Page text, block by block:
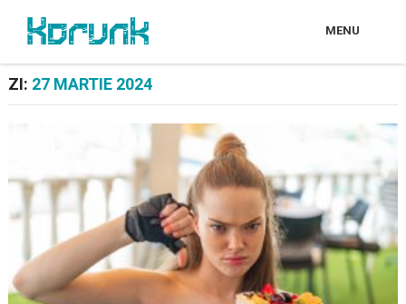
MENU
ZI: 27 MARTIE 2024